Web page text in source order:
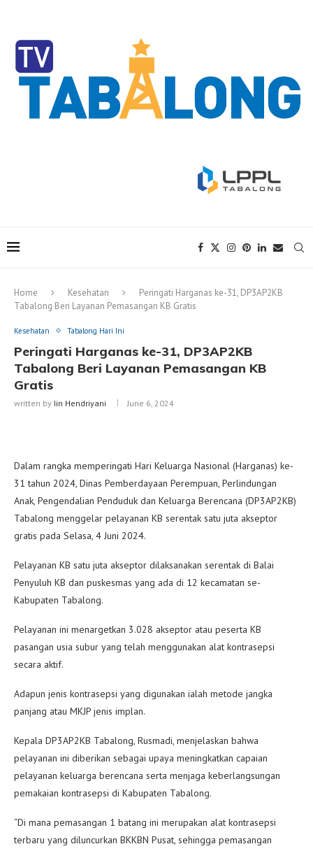
Home Kesehatan
Peringati Harganas ke-31, DP3AP2KB
Tabalong Beri Layanan Pemasangan KB Gratis
Kesehatan Tabalong Hari Ini
Peringati Harganas ke-31, DP3AP2KB
Tabalong Beri Layanan Pemasangan KB
Gratis
written by Iin Hendriyani June 6, 2024
Dalam rangka memperingati Hari Keluarga Nasional (Harganas) ke-
31 tahun 2024, Dinas Pemberdayaan Perempuan, Perlindungan
Anak, Pengendalian Penduduk dan Keluarga Berencana (DP3AP2KB)
Tabalong menggelar pelayanan KB serentak satu juta akseptor
gratis pada Selasa, 4 Juni 2024.
Pelayanan KB satu juta akseptor dilaksanakan serentak di Balai
Penyuluh KB dan puskesmas yang ada di 12 kecamatan se-
Kabupaten Tabalong.
Pelayanan ini menargetkan 3.028 akseptor atau peserta KB
pasangan usia subur yang telah menggunakan alat kontrasepsi
secara aktif.
Adapun jenis kontrasepsi yang digunakan ialah metode jangka
panjang atau MKJP jenis implan.
Kepala DP3AP2KB Tabalong, Rusmadi, menjelaskan bahwa
pelayanan ini diberikan sebagai upaya meningkatkan capaian
pelayanan keluarga berencana serta menjaga keberlangsungan
pemakaian kontrasepsi di Kabupaten Tabalong.
“Di mana pemasangan 1 batang ini merupakan alat kontrasepsi
terbaru yang diluncurkan BKKBN Pusat, sehingga pemasangan